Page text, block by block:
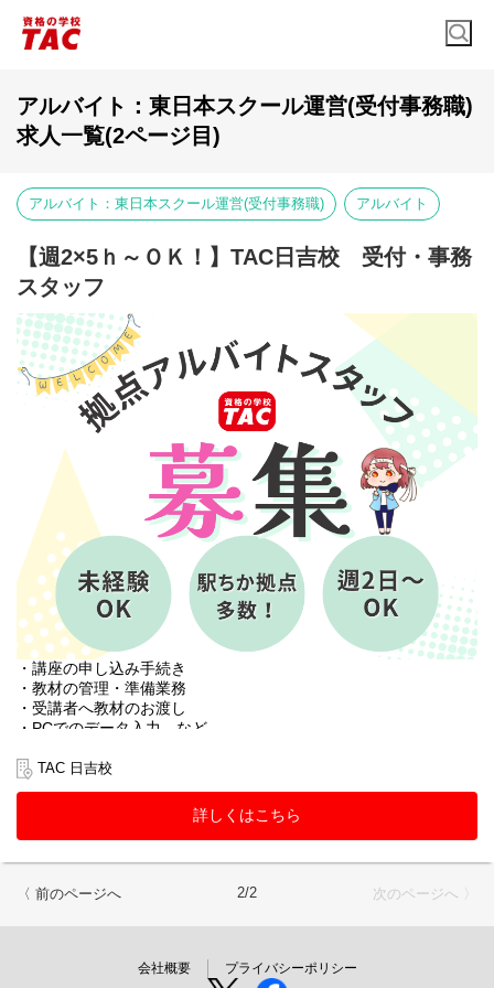
アルバイト：東日本スクール運営(受付事務職)
求人一覧(2ページ目)
アルバイト：東日本スクール運営(受付事務職) アルバイト
【週2×5ｈ～ＯＫ！】TAC日吉校 受付・事務
スタッフ
・講座の申し込み手続き
・教材の管理・準備業務
・受講者へ教材のお渡し
・PCでのデータ入力 など
TAC 日吉校
詳しくはこちら
〈 前のページへ 2/2 次のページへ 〉
会社概要 プライバシーポリシー